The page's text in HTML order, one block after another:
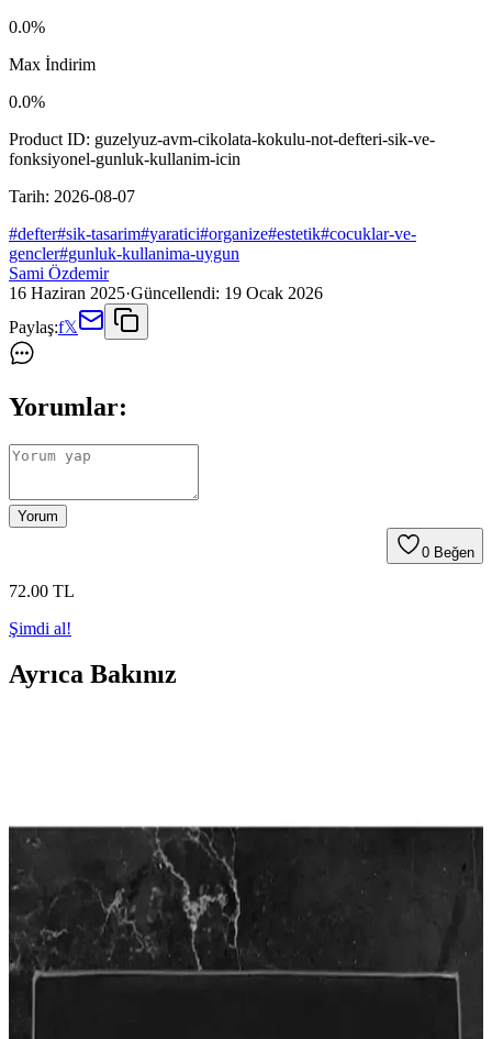
0.0%
Max İndirim
0.0%
Product ID: guzelyuz-avm-cikolata-kokulu-not-defteri-sik-ve-
fonksiyonel-gunluk-kullanim-icin
Tarih: 2026-08-07
#defter#sik-tasarim#yaratici#organize#estetik#cocuklar-ve-
gencler#gunluk-kullanima-uygun
Sami Özdemir
16 Haziran 2025·Güncellendi: 19 Ocak 2026
Paylaş:f𝕏
Yorumlar:
Yorum
0 Beğen
72.00 TL
Şimdi al!
Ayrıca Bakınız
ve çeşitli sayfa düzenleriyle uzun süreli ve çok yönlü kullanım
sağlar.
Vandyck Marka Suluboya Defteri: Yüksek Kalite ve
Taşınabilirlik Özellikleriyle
Vandyck markasının A5 boyutundaki suluboya defteri, 20 yaprak,
dayanıklı kağıt ve taşınabilir tasarımıyla sanat ve hobi